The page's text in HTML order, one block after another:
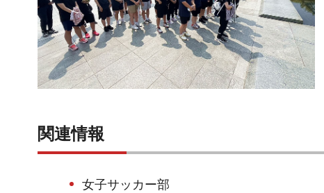
関連情報
女子サッカー部